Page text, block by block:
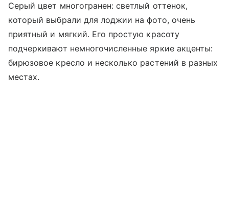
Серый цвет многогранен: светлый оттенок,
который выбрали для лоджии на фото, очень
приятный и мягкий. Его простую красоту
подчеркивают немногочисленные яркие акценты:
бирюзовое кресло и несколько растений в разных
местах.